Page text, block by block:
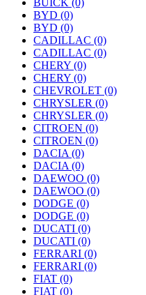
BUICK (0)
BYD (0)
BYD (0)
CADILLAC (0)
CADILLAC (0)
CHERY (0)
CHERY (0)
CHEVROLET (0)
CHRYSLER (0)
CHRYSLER (0)
CITROEN (0)
CITROEN (0)
DACIA (0)
DACIA (0)
DAEWOO (0)
DAEWOO (0)
DODGE (0)
DODGE (0)
DUCATI (0)
DUCATI (0)
FERRARI (0)
FERRARI (0)
FIAT (0)
FIAT (0)